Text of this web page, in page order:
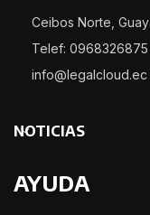
Ceibos Norte,
Telef: 0968326875
info@legalcloud.ec
NOTICIAS
AYUDA